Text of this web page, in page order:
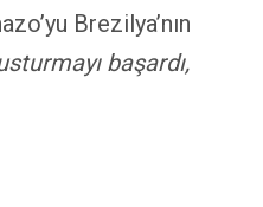
Brezilya’nın
başardı,